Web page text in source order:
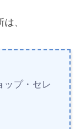
、
ップ・セレ